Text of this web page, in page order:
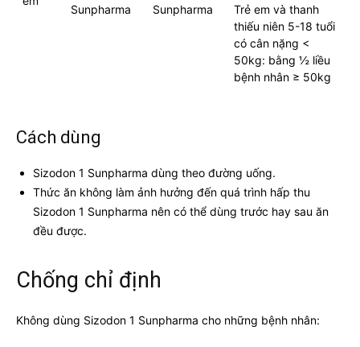
Sunpharma Sunpharma
Trẻ em và thanh
thiếu niên 5-18 tuổi
có cân nặng <
50kg: bằng ½ liều
bệnh nhân ≥ 50kg
Cách dùng
Sizodon 1 Sunpharma dùng theo đường uống.
Thức ăn không làm ảnh hưởng đến quá trình hấp thu
Sizodon 1 Sunpharma nên có thể dùng trước hay sau ăn
đều được.
Chống chỉ định
Không dùng Sizodon 1 Sunpharma cho những bệnh nhân: